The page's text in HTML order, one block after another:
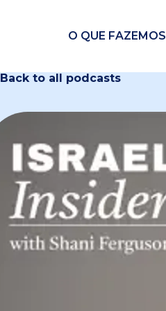
O QUE FAZEMOS
Back to all podcasts